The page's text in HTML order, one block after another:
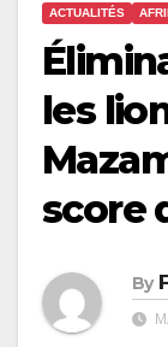
ACTUALITÉS
les
score
By